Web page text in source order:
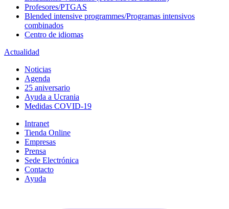
Profesores/PTGAS
Blended intensive programmes/Programas intensivos
combinados
Centro de idiomas
Actualidad
Noticias
Agenda
25 aniversario
Ayuda a Ucrania
Medidas COVID-19
Intranet
Tienda Online
Empresas
Prensa
Sede Electrónica
Contacto
Ayuda